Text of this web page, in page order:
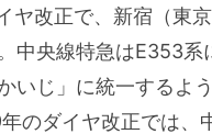
ヤ改正で、新宿（東
中央線特急はE353
いじ」に統一するよ
のダイヤ改正では、